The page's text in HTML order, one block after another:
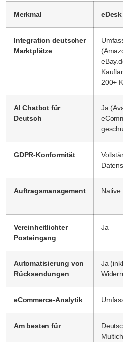
Merkmal eDesk
Integration deutscher
Marktplätze
200+
AI Chatbot für
Deutsch
Ja
GDPR-Konformität
Auftragsmanagement Native
Vereinheitlichter
Posteingang
Ja
Automatisierung von
Rücksendungen
Ja
eCommerce-Analytik
Am besten für